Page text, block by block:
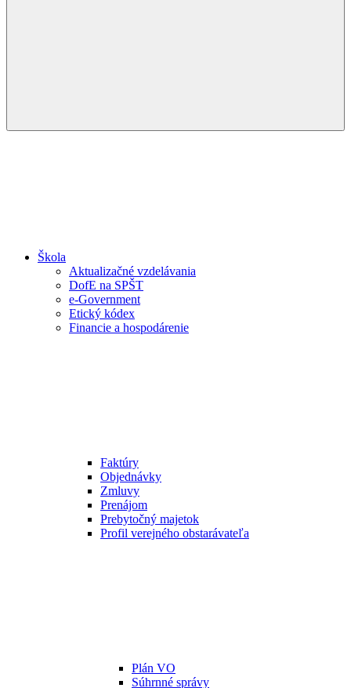
Škola
Aktualizačné vzdelávania
DofE na SPŠT
e-Government
Etický kódex
Financie a hospodárenie
Faktúry
Objednávky
Zmluvy
Prenájom
Prebytočný majetok
Profil verejného obstarávateľa
Plán VO
Súhrnné správy